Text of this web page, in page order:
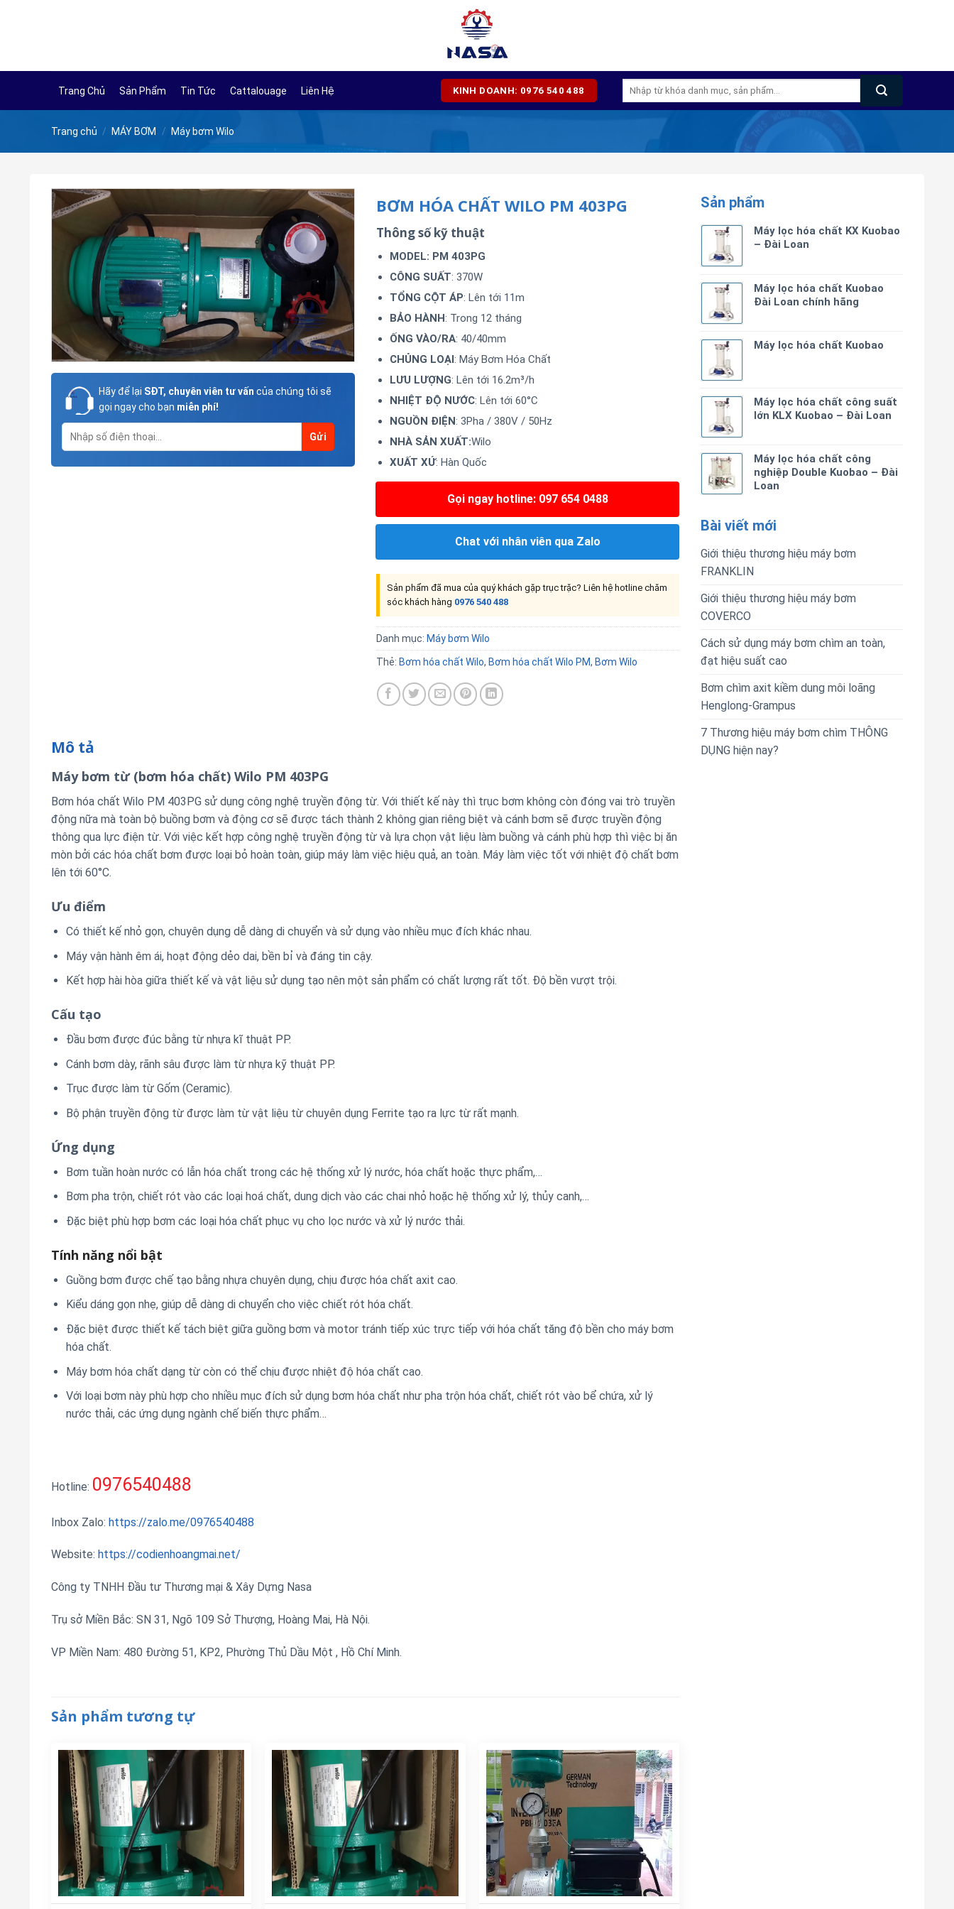
Trang Chủ Sản Phẩm Tin Tức Cattalouage Liên Hệ KINH DOANH: 0976 540 488
Tìm
kiếm:
Trang chủ / MÁY BƠM / Máy bơm Wilo
Sản phẩm
Máy lọc hóa chất KX Kuobao
– Đài Loan
Máy lọc hóa chất Kuobao
Đài Loan chính hãng
Máy lọc hóa chất Kuobao
Máy lọc hóa chất công suất
lớn KLX Kuobao – Đài Loan
Máy lọc hóa chất công
nghiệp Double Kuobao – Đài
Loan
Bài viết mới
Giới thiệu thương hiệu máy bơm
FRANKLIN
Giới thiệu thương hiệu máy bơm
COVERCO
Cách sử dụng máy bơm chìm an toàn,
đạt hiệu suất cao
Bơm chìm axit kiềm dung môi loãng
Henglong-Grampus
7 Thương hiệu máy bơm chìm THÔNG
DỤNG hiện nay?
Hãy để lại SĐT, chuyên viên tư vấn của chúng tôi sẽ
gọi ngay cho bạn miễn phí!
BƠM HÓA CHẤT WILO PM 403PG
Thông số kỹ thuật
MODEL: PM 403PG
CÔNG SUẤT: 370W
TỔNG CỘT ÁP: Lên tới 11m
BẢO HÀNH: Trong 12 tháng
ỐNG VÀO/RA: 40/40mm
CHỦNG LOẠI : Máy Bơm Hóa Chất
LƯU LƯỢNG: Lên tới 16.2m³/h
NHIỆT ĐỘ NƯỚC: Lên tới 60°C
NGUỒN ĐIỆN: 3Pha / 380V / 50Hz
NHÀ SẢN XUẤT:Wilo
XUẤT XỨ: Hàn Quốc
Gọi ngay hotline: 097 654 0488
Chat với nhân viên qua Zalo
Sản phẩm đã mua của quý khách gặp trục trặc? Liên hệ hotline chăm
sóc khách hàng 0976 540 488
Danh mục: Máy bơm Wilo
Thẻ: Bơm hóa chất Wilo, Bơm hóa chất Wilo PM, Bơm Wilo
Mô tả
Máy bơm từ (bơm hóa chất) Wilo PM 403PG
Bơm hóa chất Wilo PM 403PG sử dụng công nghệ truyền động từ. Với thiết kế này thì trục bơm không còn đóng vai trò truyền
động nữa mà toàn bộ buồng bơm và động cơ sẽ được tách thành 2 không gian riêng biệt và cánh bơm sẽ được truyền động
thông qua lực điện từ. Với việc kết hợp công nghệ truyền động từ và lựa chọn vật liệu làm buồng và cánh phù hợp thì việc bị ăn
mòn bởi các hóa chất bơm được loại bỏ hoàn toàn, giúp máy làm việc hiệu quả, an toàn. Máy làm việc tốt với nhiệt độ chất bơm
lên tới 60°C.
Ưu điểm
Có thiết kế nhỏ gọn, chuyên dụng dễ dàng di chuyển và sử dụng vào nhiều mục đích khác nhau.
Máy vận hành êm ái, hoạt động dẻo dai, bền bỉ và đáng tin cậy.
Kết hợp hài hòa giữa thiết kế và vật liệu sử dụng tạo nên một sản phẩm có chất lượng rất tốt. Độ bền vượt trội.
Cấu tạo
Đầu bơm được đúc bằng từ nhựa kĩ thuật PP.
Cánh bơm dày, rãnh sâu được làm từ nhựa kỹ thuật PP.
Trục được làm từ Gốm (Ceramic).
Bộ phận truyền động từ được làm từ vật liệu từ chuyên dụng Ferrite tạo ra lực từ rất mạnh.
Ứng dụng
Bơm tuần hoàn nước có lẫn hóa chất trong các hệ thống xử lý nước, hóa chất hoặc thực phẩm,…
Bơm pha trộn, chiết rót vào các loại hoá chất, dung dịch vào các chai nhỏ hoặc hệ thống xử lý, thủy canh,…
Đặc biệt phù hợp bơm các loại hóa chất phục vụ cho lọc nước và xử lý nước thải.
Tính năng nổi bật
Guồng bơm được chế tạo bằng nhựa chuyên dụng, chịu được hóa chất axit cao.
Kiểu dáng gọn nhẹ, giúp dễ dàng di chuyển cho việc chiết rót hóa chất.
Đặc biệt được thiết kế tách biệt giữa guồng bơm và motor tránh tiếp xúc trực tiếp với hóa chất tăng độ bền cho máy bơm
hóa chất.
Máy bơm hóa chất dạng từ còn có thể chịu được nhiệt độ hóa chất cao.
Với loại bơm này phù hợp cho nhiều mục đích sử dụng bơm hóa chất như pha trộn hóa chất, chiết rót vào bể chứa, xử lý
nước thải, các ứng dụng ngành chế biến thực phẩm…
Hotline: 0976540488
Inbox Zalo: https://zalo.me/0976540488
Website: https://codienhoangmai.net/
Công ty TNHH Đầu tư Thương mại & Xây Dựng Nasa
Trụ sở Miền Bắc: SN 31, Ngõ 109 Sở Thượng, Hoàng Mai, Hà Nội.
VP Miền Nam: 480 Đường 51, KP2, Phường Thủ Dầu Một , Hồ Chí Minh.
Sản phẩm tương tự